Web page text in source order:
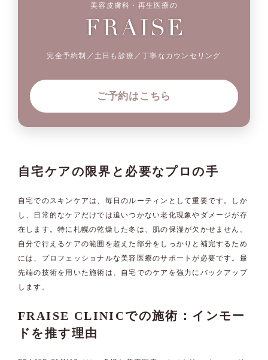
美容皮膚科・再生医療の
完全予約制／土日も診療／丁寧なカウンセリング
ご予約はこちら
自宅ケアの限界と必要なプロの手
自宅でのスキンケアは、毎日のルーティンとして重要です。しか
し、日常的なケアだけでは追いつかない老化現象やダメージが存
在します。特に札幌の乾燥した冬は、肌の保湿が欠かせません。
自分で行えるケアの範囲を超えた部分をしっかりと補完するため
には、プロフェッショナルな美容医療のサポートが必要です。最
先端の技術を用いた施術は、自宅でのケアを強力にバックアップ
します。
FRAISE CLINICでの施術：インモー
ドを推す理由